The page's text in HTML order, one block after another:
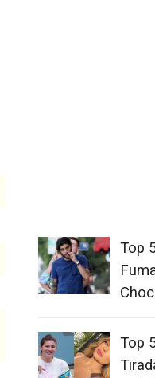
Top
Top